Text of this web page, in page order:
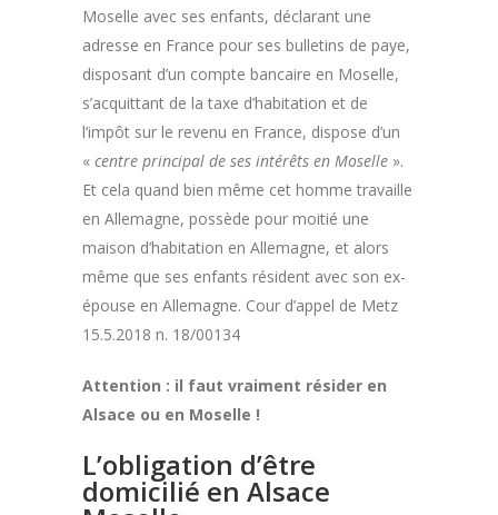
Moselle avec ses enfants, déclarant une
adresse en France pour ses bulletins de paye,
disposant d’un compte bancaire en Moselle,
s’acquittant de la taxe d’habitation et de
l’impôt sur le revenu en France, dispose d’un
« centre principal de ses intérêts en Moselle ».
Et cela quand bien même cet homme travaille
en Allemagne, possède pour moitié une
maison d’habitation en Allemagne, et alors
même que ses enfants résident avec son ex-
épouse en Allemagne. Cour d’appel de Metz
15.5.2018 n. 18/00134
Attention : il faut vraiment résider en
Alsace ou en Moselle !
L’obligation d’être
domicilié en Alsace